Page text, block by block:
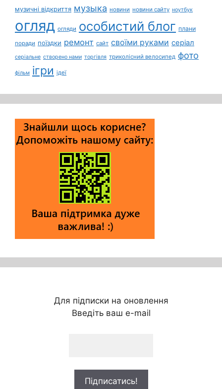
музичні відкриття музыка новини новини сайту ноутбук
огляд огляди особистий блог плани
поради поїздки ремонт сайт своїми руками серіал
серіальне створено нами торгівля триколісний велосипед фото
фільм ігри ідеї
Для підписки на оновлення
Введіть ваш e-mail